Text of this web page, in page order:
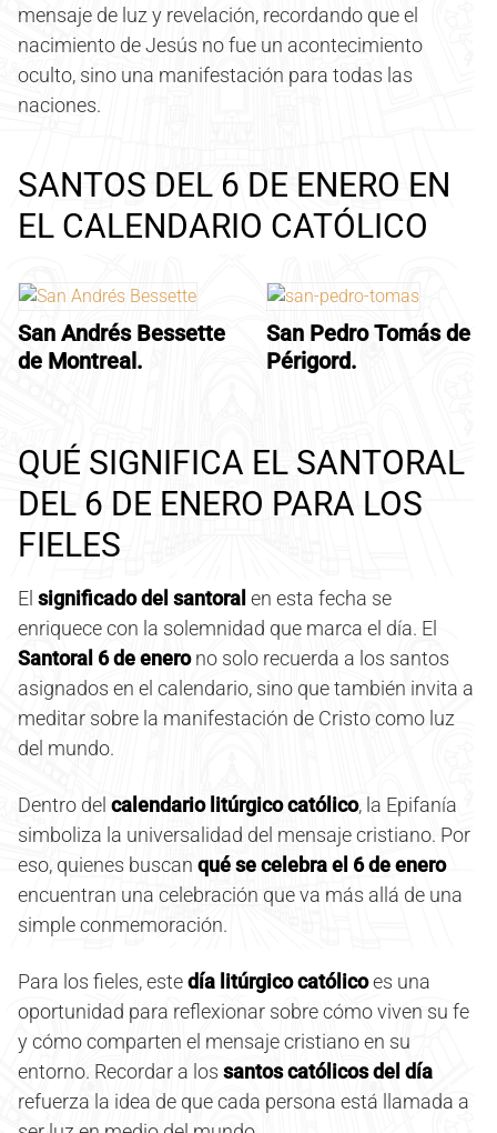
mensaje de luz y revelación, recordando que el
nacimiento de Jesús no fue un acontecimiento
oculto, sino una manifestación para todas las
naciones.
SANTOS DEL 6 DE ENERO EN
EL CALENDARIO CATÓLICO
San Andrés Bessette
de Montreal.
San Pedro Tomás de
Périgord.
QUÉ SIGNIFICA EL SANTORAL
DEL 6 DE ENERO PARA LOS
FIELES
El significado del santoral en esta fecha se
enriquece con la solemnidad que marca el día. El
Santoral 6 de enerono solo recuerda a los santos
asignados en el calendario, sino que también invita a
meditar sobre la manifestación de Cristo como luz
del mundo.
Dentro del calendario litúrgico católico, la Epifanía
simboliza la universalidad del mensaje cristiano. Por
eso, quienes buscan qué se celebra el 6 de enero
encuentran una celebración que va más allá de una
simple conmemoración.
Para los fieles, estedía litúrgico católicoes una
oportunidad para reflexionar sobre cómo viven su fe
y cómo comparten el mensaje cristiano en su
entorno. Recordar a los santos católicos del día
refuerza la idea de que cada persona está llamada a